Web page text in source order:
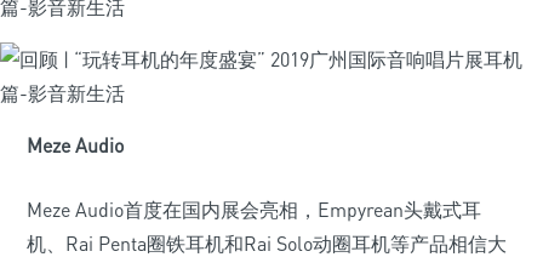
Meze Audio
Meze Audio首度在国内展会亮相，Empyrean头戴式耳
机、Rai Penta圈铁耳机和Rai Solo动圈耳机等产品相信大